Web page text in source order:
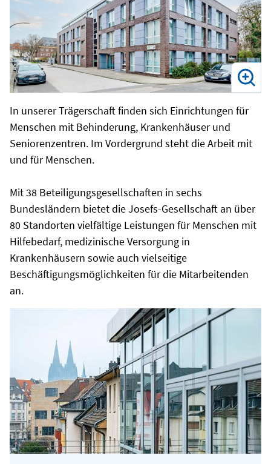
In unserer Trägerschaft finden sich Einrichtungen für
Menschen mit Behinderung, Krankenhäuser und
Seniorenzentren. Im Vordergrund steht die Arbeit mit
und für Menschen.
Mit 38 Beteiligungsgesellschaften in sechs
Bundesländern bietet die Josefs-Gesellschaft an über
80 Standorten vielfältige Leistungen für Menschen mit
Hilfebedarf, medizinische Versorgung in
Krankenhäusern sowie auch vielseitige
Beschäftigungsmöglichkeiten für die Mitarbeitenden
an.